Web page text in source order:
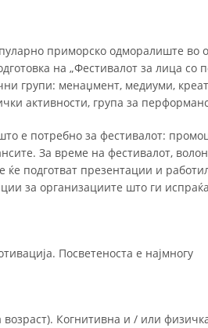
приморско одморалиште во
на „Фестивалот за лица со
групи: менаџмент, медиуми,
активности, група за
е потребно за фестивалот:
За време на фестивалот,
подготват презентации и
за организациите што ги
Посветеноста е најмногу
Когнитивна и / или